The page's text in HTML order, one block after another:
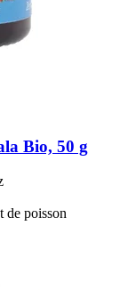
Bio, 50 g
de poisson